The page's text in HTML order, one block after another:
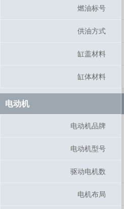
燃油标号
供油方式
缸盖材料
缸体材料
电动机
电动机品牌
电动机型号
驱动电机数
电机布局
燃油标号
供油方式
缸盖材料
缸体材料
电动机
电动机品牌
电动机型号
驱动电机数
电机布局